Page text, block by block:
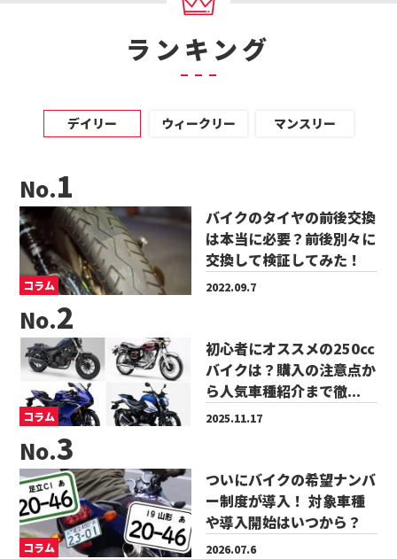
ランキング
デイリー ウィークリー マンスリー
No.
コラム
バイクのタイヤの前後交換
は本当に必要？前後別々に
交換して検証してみた！
2022.09.7
No.
コラム
初心者にオススメの250cc
バイクは？購入の注意点か
ら人気車種紹介まで徹...
2025.11.17
No.
コラム
ついにバイクの希望ナンバ
ー制度が導入！ 対象車種
や導入開始はいつから？
2026.07.6